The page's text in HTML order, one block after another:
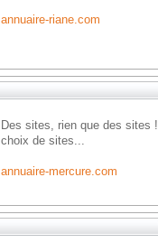
annuaire-riane.com
Des sites, rien que des sites
choix de sites...
annuaire-mercure.com